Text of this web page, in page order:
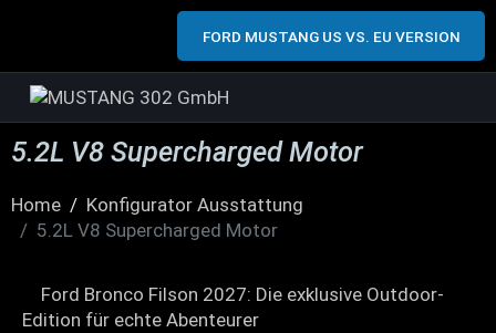
FORD MUSTANG US VS. EU VERSION
5.2L V8 Supercharged Motor
Home
Konfigurator Ausstattung
5.2L V8 Supercharged Motor
Ford Bronco Filson 2027: Die exklusive Outdoor-
Edition für echte Abenteurer